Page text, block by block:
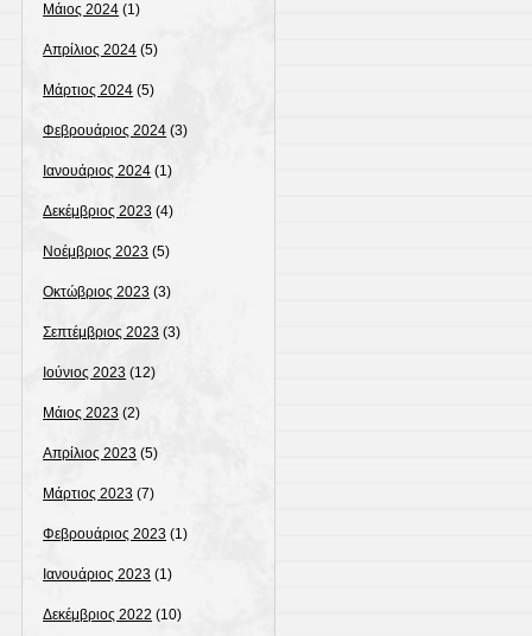
Μάιος 2024 (1)
Απρίλιος 2024 (5)
Μάρτιος 2024 (5)
Φεβρουάριος 2024 (3)
Ιανουάριος 2024 (1)
Δεκέμβριος 2023 (4)
Νοέμβριος 2023 (5)
Οκτώβριος 2023 (3)
Σεπτέμβριος 2023 (3)
Ιούνιος 2023 (12)
Μάιος 2023 (2)
Απρίλιος 2023 (5)
Μάρτιος 2023 (7)
Φεβρουάριος 2023 (1)
Ιανουάριος 2023 (1)
Δεκέμβριος 2022 (10)